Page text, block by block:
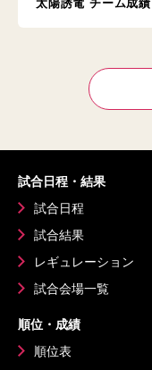
太陽誘電 チーム成績
試合日程・結果
試合日程
試合結果
レギュレーション
試合会場一覧
順位・成績
順位表